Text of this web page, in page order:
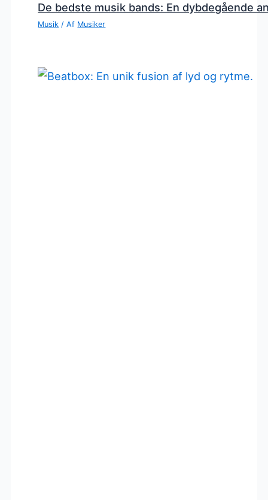
De bedste musik bands: En dybdegående
Musik / Af Musiker